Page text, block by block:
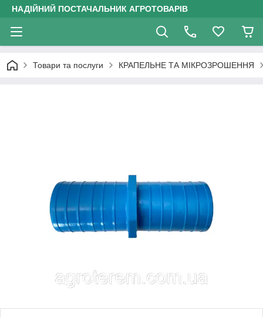
НАДІЙНИЙ ПОСТАЧАЛЬНИК АГРОТОВАРІВ
Товари та послуги КРАПЕЛЬНЕ ТА МІКРОЗРОШЕННЯ